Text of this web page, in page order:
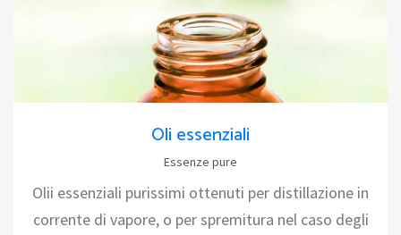
Oli essenziali
Essenze pure
Olii essenziali purissimi ottenuti per distillazione in
corrente di vapore, o per spremitura nel caso degli